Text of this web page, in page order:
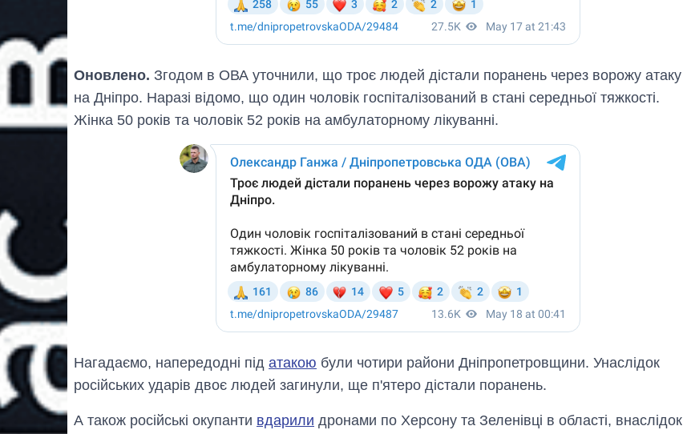
Оновлено. Згодом в ОВА уточнили, що троє людей дістали поранень через ворожу атаку
на Дніпро. Наразі відомо, що один чоловік госпіталізований в стані середньої тяжкості.
Жінка 50 років та чоловік 52 років на амбулаторному лікуванні.
Нагадаємо, напередодні під атакою були чотири райони Дніпропетровщини. Унаслідок
російських ударів двоє людей загинули, ще п'ятеро дістали поранень.
А також російські окупанти вдарили дронами по Херсону та Зеленівці в області, внаслідок